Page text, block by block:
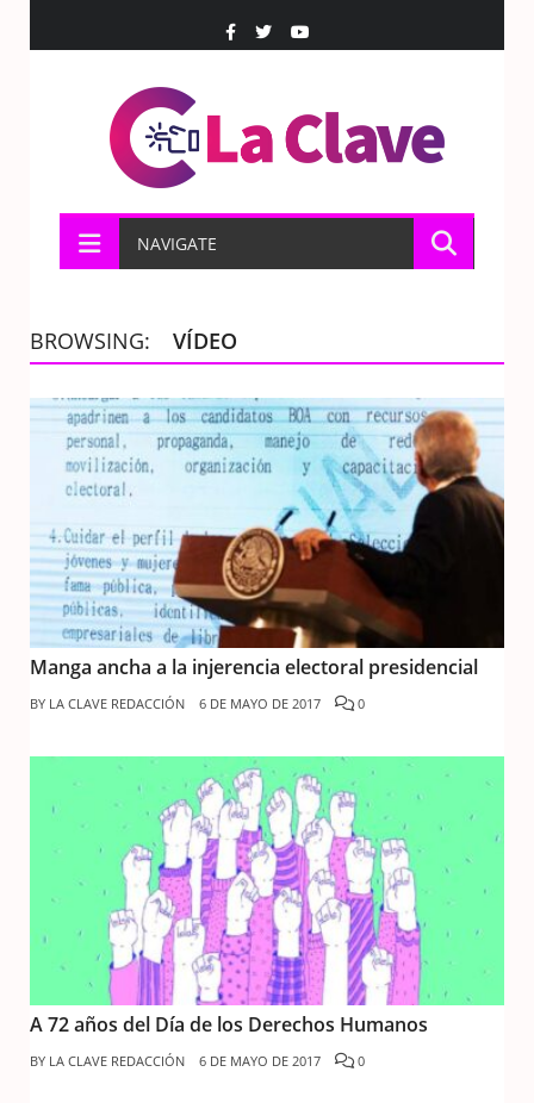
NAVIGATE
BROWSING: VÍDEO
Manga ancha a la injerencia electoral presidencial
BY LA CLAVE REDACCIÓN 6 DE MAYO DE 2017 0
A 72 años del Día de los Derechos Humanos
BY LA CLAVE REDACCIÓN 6 DE MAYO DE 2017 0